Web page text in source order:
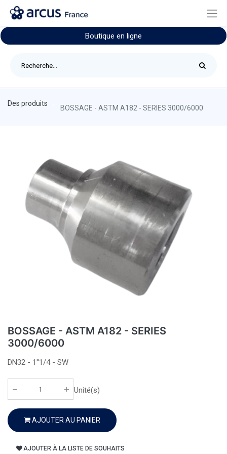
Boutique en ligne
Des produits
BOSSAGE - ASTM A182 - SERIES 3000/6000
BOSSAGE - ASTM A182 - SERIES
3000/6000
DN32 - 1''1/4 - SW
Unité(s)
AJOUTER AU PANIER
AJOUTER À LA LISTE DE SOUHAITS